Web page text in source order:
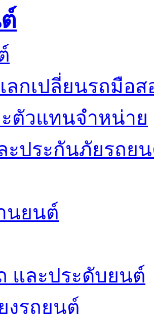
กเปลี่ยนรถมือส
ตัวแทนจำหน่าย
ะประกันภัยรถย
นยนต์
และประดับยนต์
งรถยนต์